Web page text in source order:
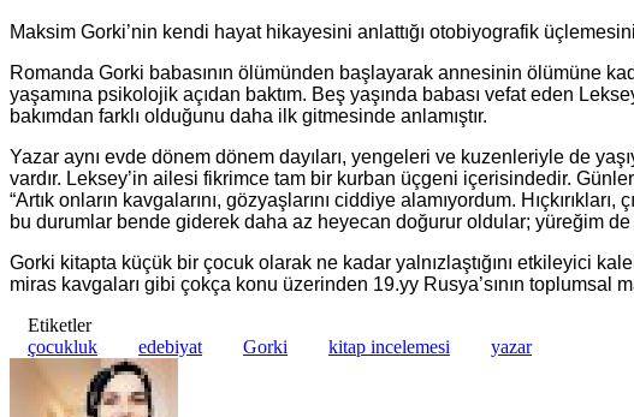
Maksim Gorki’nin kendi hayat hikayesini anlattığı otobiyografik
Romanda Gorki babasının ölümünden başlayarak annesinin ölümüne
yaşamına psikolojik açıdan baktım. Beş yaşında babası vefat eden
bakımdan farklı olduğunu daha ilk gitmesinde anlamıştır.
Yazar aynı evde dönem dönem dayıları, yengeleri ve kuzenleriyle de
vardır. Leksey’in ailesi fikrimce tam bir kurban üçgeni içerisindedir.
“Artık onların kavgalarını, gözyaşlarını ciddiye alamıyordum.
bu durumlar bende giderek daha az heyecan doğurur oldular; yüreğim
Gorki kitapta küçük bir çocuk olarak ne kadar yalnızlaştığını etkileyici
miras kavgaları gibi çokça konu üzerinden 19.yy Rusya’sının toplumsal
Etiketler
çocukluk
edebiyat Gorki kitap incelemesi yazar